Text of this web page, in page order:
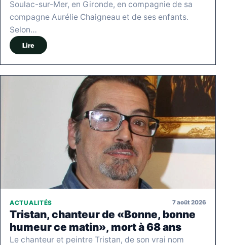
Soulac-sur-Mer, en Gironde, en compagnie de sa
compagne Aurélie Chaigneau et de ses enfants.
Selon…
Lire
ACTUALITÉS 7 août 2026
Tristan, chanteur de «Bonne, bonne
humeur ce matin», mort à 68 ans
Le chanteur et peintre Tristan, de son vrai nom